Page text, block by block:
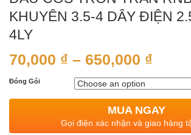
KHUYÊN 3.5-4 DÂY ĐIỆN
4LY
70,000 ₫ – 650,000 ₫
Đóng Gói
MUA NGAY
Gọi điện xác nhận và giao hàng